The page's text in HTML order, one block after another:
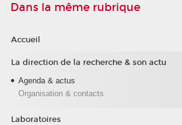
Dans la même rubrique
Accueil
La direction de la recherche & son actu
Agenda & actus
Organisation & contacts
Laboratoires